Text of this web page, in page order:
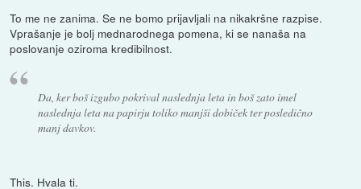
To me ne zanima. Se ne bomo prijavljali na nikakršne razpise.
Vprašanje je bolj mednarodnega pomena, ki se nanaša na
poslovanje oziroma kredibilnost.
Da, ker boš izgubo pokrival naslednja leta in boš zato imel
naslednja leta na papirju toliko manjši dobiček ter posledično
manj davkov.
This. Hvala ti.